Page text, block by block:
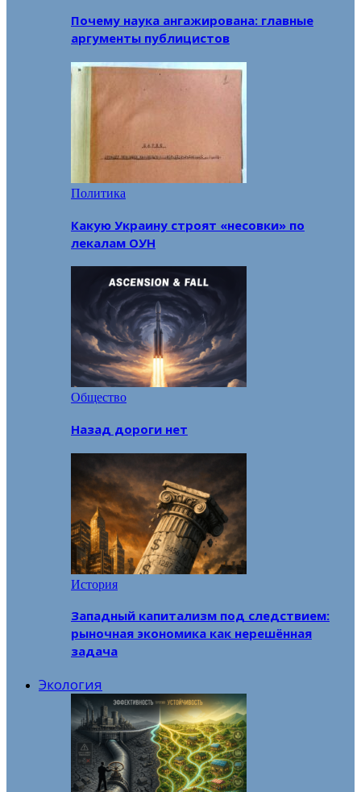
Почему наука ангажирована: главные
аргументы публицистов
Политика
Какую Украину строят «несовки» по
лекалам ОУН
Общество
Назад дороги нет
История
Западный капитализм под следствием:
рыночная экономика как нерешённая
задача
Экология